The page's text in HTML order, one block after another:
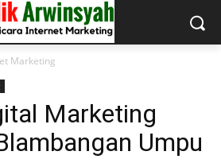
Marketing
Marketing
Umpu